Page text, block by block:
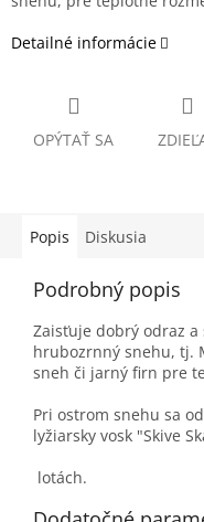
Detailné informácie
OPÝTAŤ SA
Popis Diskusia
Podrobný popis
Zaisťuje dobrý odraz
hrubozrnný snehu, tj.
sneh či jarný firn pre
Pri ostrom snehu sa
lyžiarsky vosk "Skive
lotách.